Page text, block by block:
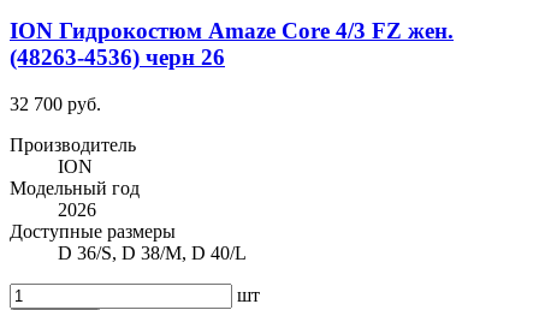
ION Гидрокостюм Amaze Core 4/3 FZ жен.
(48263-4536) черн 26
32 700 руб.
Производитель
ION
Модельный год
2026
Доступные размеры
D 36/S, D 38/M, D 40/L
шт